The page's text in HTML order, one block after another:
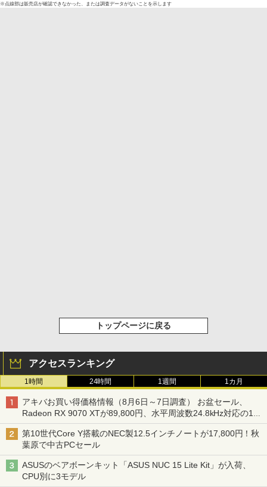
※点線部は販売店が確認できなかった、または調査データがないことを示します
トップページに戻る
アクセスランキング
1時間 24時間 1週間 1カ月
アキバお買い得価格情報（8月6日～7日調査） お盆セール、
Radeon RX 9070 XTが89,800円、水平周波数24.8kHz対応の17
型モニターが9,801円、暑さ指数連動セール ほか
第10世代Core Y搭載のNEC製12.5インチノートが17,800円！秋
葉原で中古PCセール
ASUSのベアボーンキット「ASUS NUC 15 Lite Kit」が入荷、
CPU別に3モデル